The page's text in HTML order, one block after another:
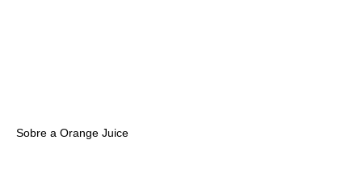
Sobre a Orange Juice